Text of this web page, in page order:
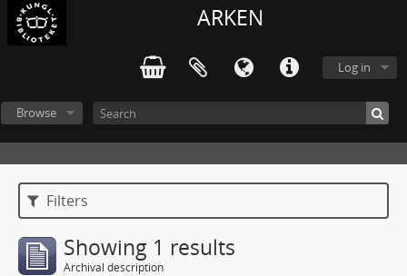
ARKEN
Log in
Browse
Filters
Showing 1 results
Archival description